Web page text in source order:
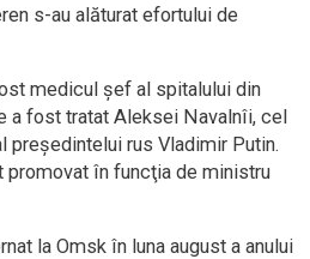
s-au alăturat efortului de
medicul şef al spitalului din
a fost tratat Aleksei Navalnîi, cel
preşedintelui rus Vladimir Putin.
promovat în funcţia de ministru
la Omsk în luna august a anului